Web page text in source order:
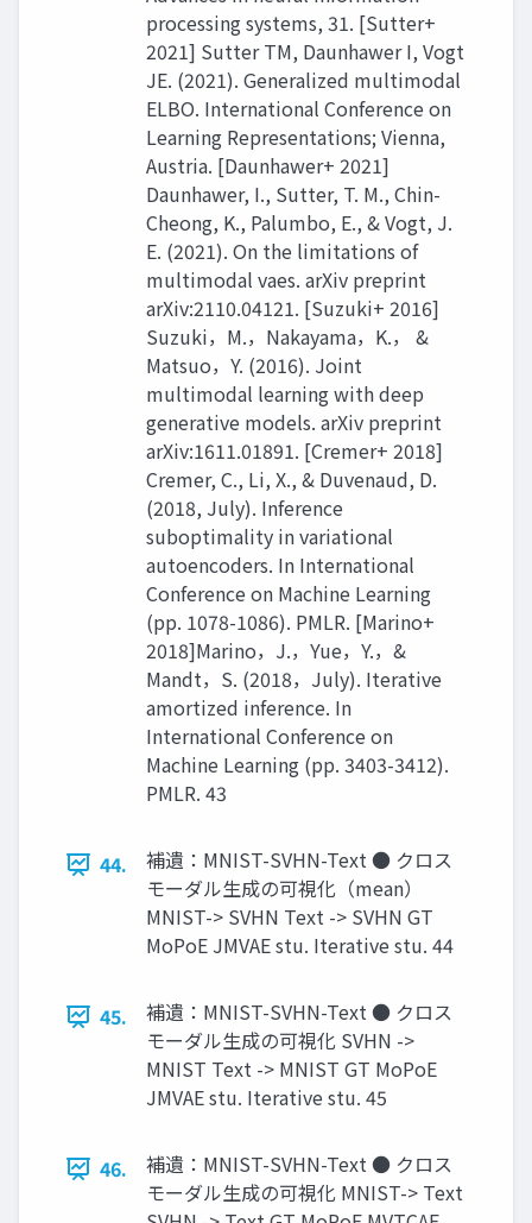
processing systems, 31. [Sutter+
2021] Sutter TM, Daunhawer I, Vogt
JE. (2021). Generalized multimodal
ELBO. International Conference on
Learning Representations; Vienna,
Austria. [Daunhawer+ 2021]
Daunhawer, I., Sutter, T. M., Chin-
Cheong, K., Palumbo, E., & Vogt, J.
E. (2021). On the limitations of
multimodal vaes. arXiv preprint
arXiv:2110.04121. [Suzuki+ 2016]
Suzuki，M.，Nakayama，K.， &
Matsuo，Y. (2016). Joint
multimodal learning with deep
generative models. arXiv preprint
arXiv:1611.01891. [Cremer+ 2018]
Cremer, C., Li, X., & Duvenaud, D.
(2018, July). Inference
suboptimality in variational
autoencoders. In International
Conference on Machine Learning
(pp. 1078-1086). PMLR. [Marino+
2018]Marino，J.，Yue，Y.，&
Mandt，S. (2018，July). Iterative
amortized inference. In
International Conference on
Machine Learning (pp. 3403-3412).
PMLR. 43
44.
補遺：MNIST-SVHN-Text ● クロス
モーダル生成の可視化（mean）
MNIST-> SVHN Text -> SVHN GT
MoPoE JMVAE stu. Iterative stu. 44
45.
補遺：MNIST-SVHN-Text ● クロス
モーダル生成の可視化 SVHN ->
MNIST Text -> MNIST GT MoPoE
JMVAE stu. Iterative stu. 45
46.
補遺：MNIST-SVHN-Text ● クロス
モーダル生成の可視化 MNIST-> Text